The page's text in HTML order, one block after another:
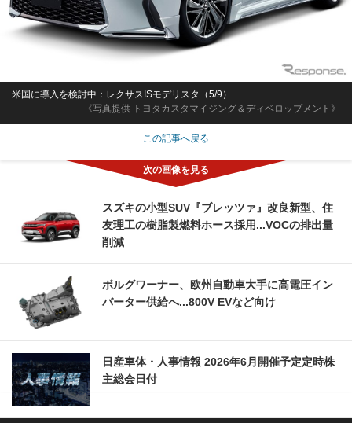
《写真提供 トヨタカスタマイジング＆ディベロップメント》
米国に導入を検討中：レクサスISモデリスタ（5/9）
この記事へ戻る
スズキの小型SUV『ブレッツァ』改良新型、住
友理工の樹脂製燃料ホース採用...VOCの排出量
削減
ボルグワーナー、欧州自動車大手に高電圧イン
バーター供給へ...800V EVなど向け
日産車体・人事情報 2026年6月開催予定定時株
主総会日付